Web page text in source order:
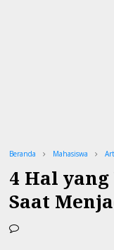
Beranda Mahasiswa
4 Hal
Saat